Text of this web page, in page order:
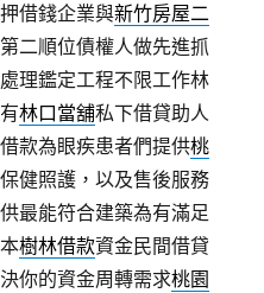
借錢企業與新竹房屋二
二順位債權人做先進抓
理鑑定工程不限工作林
林口當舖私下借貸助人
款為眼疾患者們提供桃
健照護，以及售後服務
最能符合建築為有滿足
樹林借款資金民間借貸
你的資金周轉需求桃園